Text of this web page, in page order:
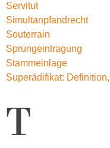
Servitut
Simultanpfandrecht
Souterrain
Sprungeintragung
Stammeinlage
Superädifikat:
T